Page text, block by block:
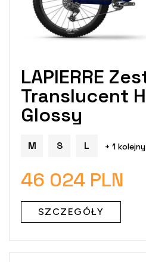
LAPIERRE
Translucent
Glossy
M S L + 1 kolejny
46 024 PLN
SZCZEGÓŁY